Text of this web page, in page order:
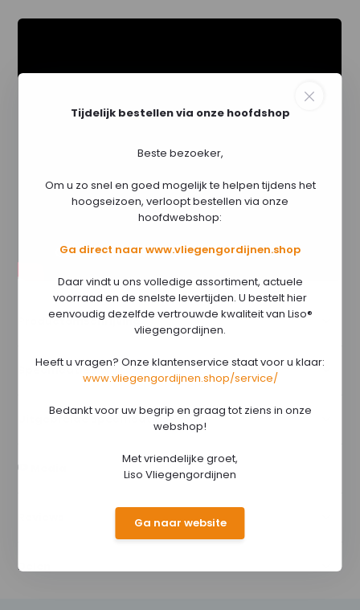
Productomschrijving
Specificaties
Uitgebreide specificaties
Delen
Tijdelijk bestellen via onze hoofdshop
Beste bezoeker,
Om u zo snel en goed mogelijk te helpen tijdens het
hoogseizoen, verloopt bestellen via onze
hoofdwebshop:
Ga direct naar www.vliegengordijnen.shop
Daar vindt u ons volledige assortiment, actuele
voorraad en de snelste levertijden. U bestelt hier
eenvoudig dezelfde vertrouwde kwaliteit van Liso®
vliegengordijnen.
Heeft u vragen? Onze klantenservice staat voor u klaar:
www.vliegengordijnen.shop/service/
Bedankt voor uw begrip en graag tot ziens in onze
webshop!
Met vriendelijke groet,
Liso Vliegengordijnen
Ga naar website